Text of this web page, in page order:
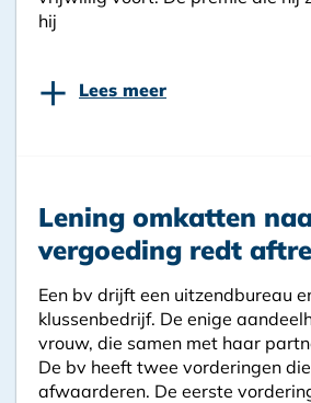
hij
+ Lees meer
Lening omkatten
vergoeding redt
Een bv drijft een uitzendbureau
klussenbedrijf. De enige
vrouw, die samen met haar
De bv heeft twee vorderingen
afwaarderen. De eerste